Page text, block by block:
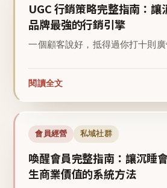
UGC 行銷策略完整指南：讓
品牌最強的行銷引擎
一個顧客說好，抵得過你打十則廣
閱讀全文
會員經營 私域社群
喚醒會員完整指南：讓沉睡
生商業價值的系統方法